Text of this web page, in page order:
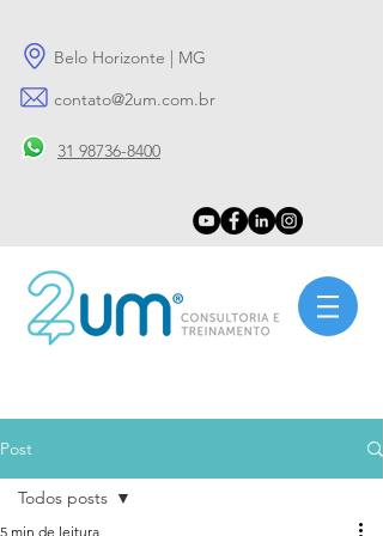
Belo Horizonte | MG
contato@2um.com.br
31 98736-8400
Post
Todos posts
5 min de leitura